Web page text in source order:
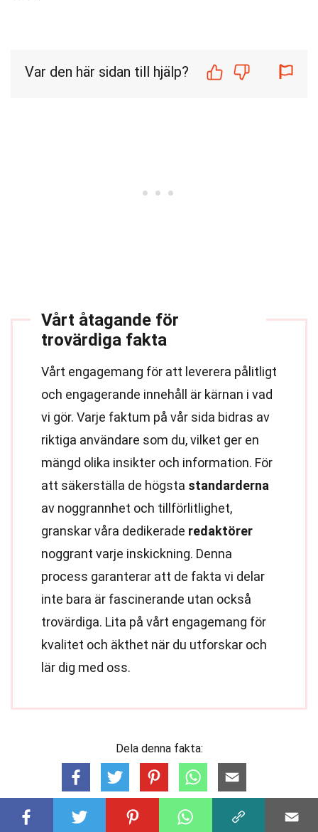
Var den här sidan till hjälp?
Vårt åtagande för
trovärdiga fakta
Vårt engagemang för att leverera pålitligt
och engagerande innehåll är kärnan i vad
vi gör. Varje faktum på vår sida bidras av
riktiga användare som du, vilket ger en
mängd olika insikter och information. För
att säkerställa de högsta standarderna
av noggrannhet och tillförlitlighet,
granskar våra dedikerade redaktörer
noggrant varje inskickning. Denna
process garanterar att de fakta vi delar
inte bara är fascinerande utan också
trovärdiga. Lita på vårt engagemang för
kvalitet och äkthet när du utforskar och
lär dig med oss.
Dela denna fakta: